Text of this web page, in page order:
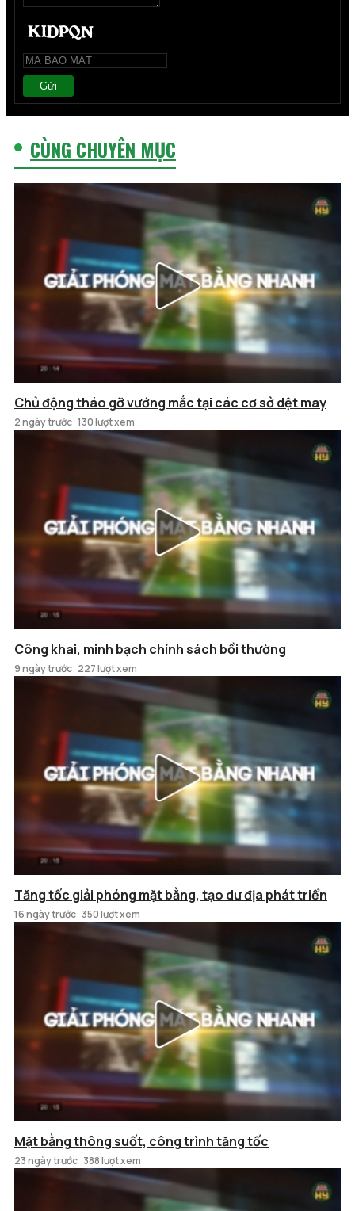
Gửi
CÙNG CHUYÊN MỤC
Chủ động tháo gỡ vướng mắc tại các cơ sở dệt may
2 ngày trước 130 lượt xem
Công khai, minh bạch chính sách bồi thường
9 ngày trước 227 lượt xem
Tăng tốc giải phóng mặt bằng, tạo dư địa phát triển
16 ngày trước 350 lượt xem
Mặt bằng thông suốt, công trình tăng tốc
23 ngày trước 388 lượt xem